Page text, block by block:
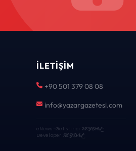
İLETIŞIM
+90 501 379 08 08
info@yazargazetesi.com
eNews · Geliştirici KEYDAL·
Developer KEYDAL